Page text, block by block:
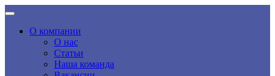
О компании
О нас
Статьи
Наша команда